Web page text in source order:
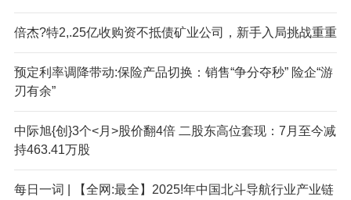
倍杰?特2,.25亿收购资不抵债矿业公司，新手入局挑战重重
预定利率调降带动:保险产品切换：销售“争分夺秒” 险企“游
刃有余”
中际旭{创}3个<月>股价翻4倍 二股东高位套现：7月至今减
持463.41万股
每日一词 | 【全网:最全】2025!年中国北斗导航行业产业链